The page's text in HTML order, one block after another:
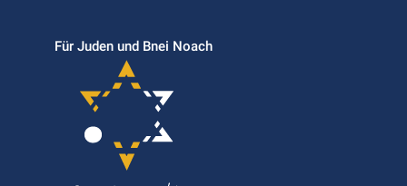
Für Juden und Bnei Noach